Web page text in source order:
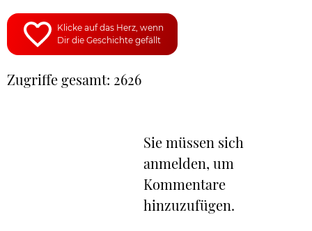
Klicke auf das Herz, wenn
Dir die Geschichte gefällt
Zugriffe gesamt: 2626
Sie müssen sich
anmelden, um
Kommentare
hinzuzufügen.